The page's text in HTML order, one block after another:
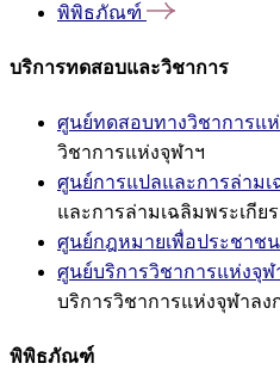
พิพิธภัณฑ์
บริการทดสอบและวิชาการ
ศูนย์ทดสอบทางวิชาการแ
วิชาการแห่งจุฬาฯ
ศูนย์การแปลและการล่ามเ
และการล่ามเฉลิมพระเกีย
ศูนย์กฎหมายเพื่อประชาชน
ศูนย์บริการวิชาการแห่งจุ
บริการวิชาการแห่งจุฬาล
พิพิธภัณฑ์